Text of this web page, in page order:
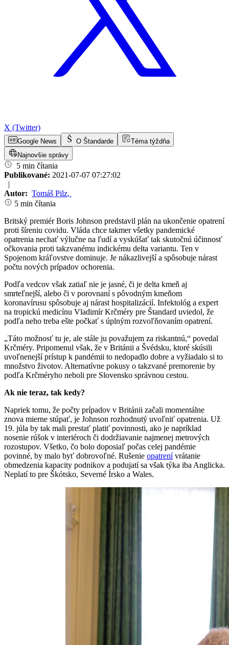
X (Twitter)
Google News O Štandarde
Téma týždňa
Najnovšie správy
5 min čítania
Publikované: 2021-07-07 07:27:02
|
Autor: Tomáš Pilz,
5 min čítania
Britský premiér Boris Johnson predstavil plán na ukončenie opatrení
proti šíreniu covidu. Vláda chce takmer všetky pandemické
opatrenia nechať výlučne na ľudí a vyskúšať tak skutočnú účinnosť
očkovania proti takzvanému indickému delta variantu. Ten v
Spojenom kráľovstve dominuje. Je nákazlivejší a spôsobuje nárast
počtu nových prípadov ochorenia.
Podľa vedcov však zatiaľ nie je jasné, či je delta kmeň aj
smrteľnejší, alebo či v porovnaní s pôvodným kmeňom
koronavírusu spôsobuje aj nárast hospitalizácií. Infektológ a expert
na tropickú medicínu Vladimír Krčméry pre Štandard uviedol, že
podľa neho treba ešte počkať s úplným rozvoľňovaním opatrení.
„Táto možnosť tu je, ale stále ju považujem za riskantnú,“ povedal
Krčméry. Pripomenul však, že v Británii a Švédsku, ktoré skúsili
uvoľnenejší prístup k pandémii to nedopadlo dobre a vyžiadalo si to
množstvo životov. Alternatívne pokusy o takzvané premorenie by
podľa Krčméryho neboli pre Slovensko správnou cestou.
Ak nie teraz, tak kedy?
Napriek tomu, že počty prípadov v Británii začali momentálne
znova mierne stúpať, je Johnson rozhodnutý uvoľniť opatrenia. Už
19. júla by tak mali prestať platiť povinnosti, ako je napríklad
nosenie rúšok v interiéroch či dodržiavanie najmenej metrových
rozostupov. Všetko, čo bolo doposiaľ počas celej pandémie
povinné, by malo byť dobrovoľné. Rušenie opatrenívrátanie
obmedzenia kapacity podnikov a podujatí sa však týka iba Anglicka.
Neplatí to pre Škótsko, Severné Írsko a Wales.